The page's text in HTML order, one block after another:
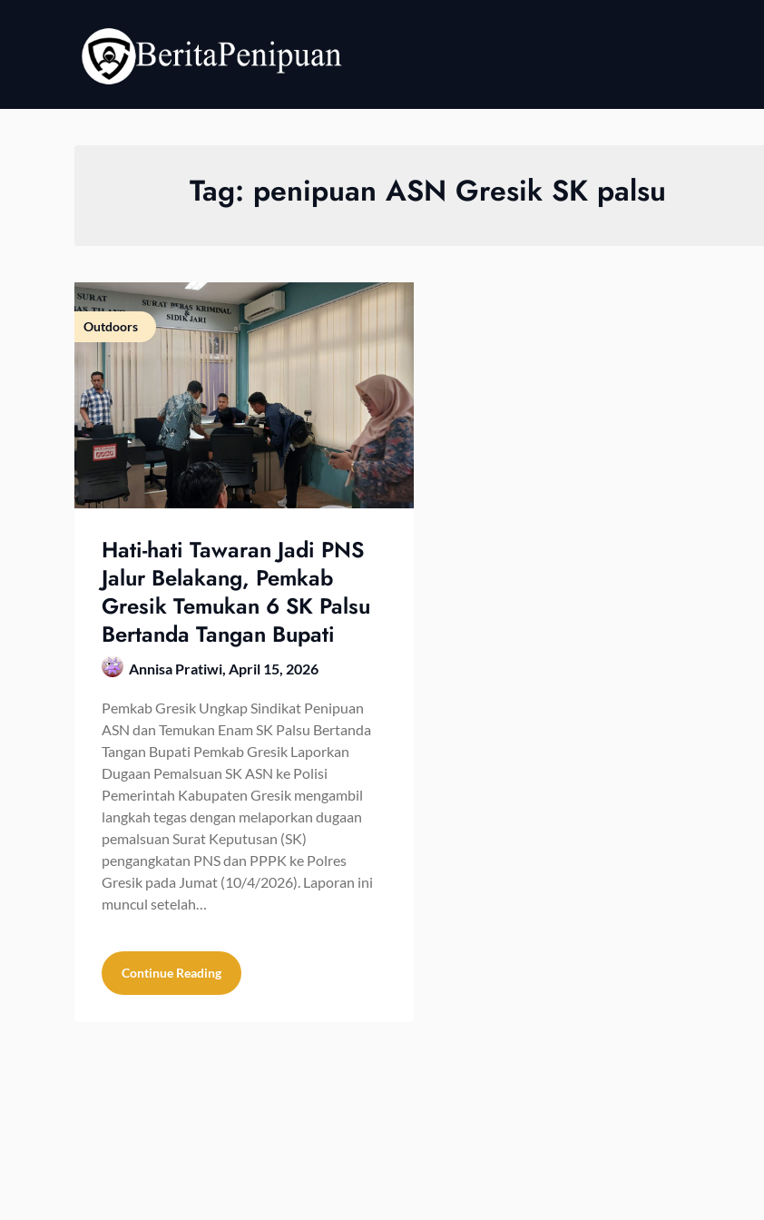
Tag: penipuan ASN Gresik SK palsu
Outdoors
Hati-hati Tawaran Jadi PNS
Jalur Belakang, Pemkab
Gresik Temukan 6 SK Palsu
Bertanda Tangan Bupati
Annisa Pratiwi, April 15, 2026
Pemkab Gresik Ungkap Sindikat Penipuan
ASN dan Temukan Enam SK Palsu Bertanda
Tangan Bupati Pemkab Gresik Laporkan
Dugaan Pemalsuan SK ASN ke Polisi
Pemerintah Kabupaten Gresik mengambil
langkah tegas dengan melaporkan dugaan
pemalsuan Surat Keputusan (SK)
pengangkatan PNS dan PPPK ke Polres
Gresik pada Jumat (10/4/2026). Laporan ini
muncul setelah…
Continue Reading